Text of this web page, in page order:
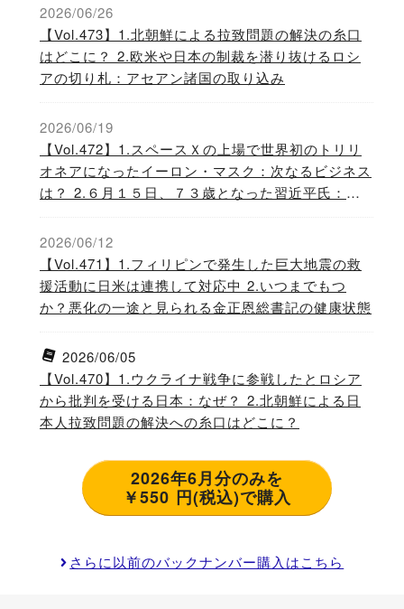
2026/06/26
【Vol.473】1.北朝鮮による拉致問題の解決の糸口
はどこに？ 2.欧米や日本の制裁を潜り抜けるロシ
アの切り札：アセアン諸国の取り込み
2026/06/19
【Vol.472】1.スペースＸの上場で世界初のトリリ
オネアになったイーロン・マスク：次なるビジネス
は？ 2.６月１５日、７３歳となった習近平氏：人
2026/06/12
【Vol.471】1.フィリピンで発生した巨大地震の救
援活動に日米は連携して対応中 2.いつまでもつ
か？悪化の一途と見られる金正恩総書記の健康状態
2026/06/05
【Vol.470】1.ウクライナ戦争に参戦したとロシア
から批判を受ける日本：なぜ？ 2.北朝鮮による日
本人拉致問題の解決への糸口はどこに？
2026年6月分のみを
￥550 円(税込)で購入
さらに以前のバックナンバー購入はこちら